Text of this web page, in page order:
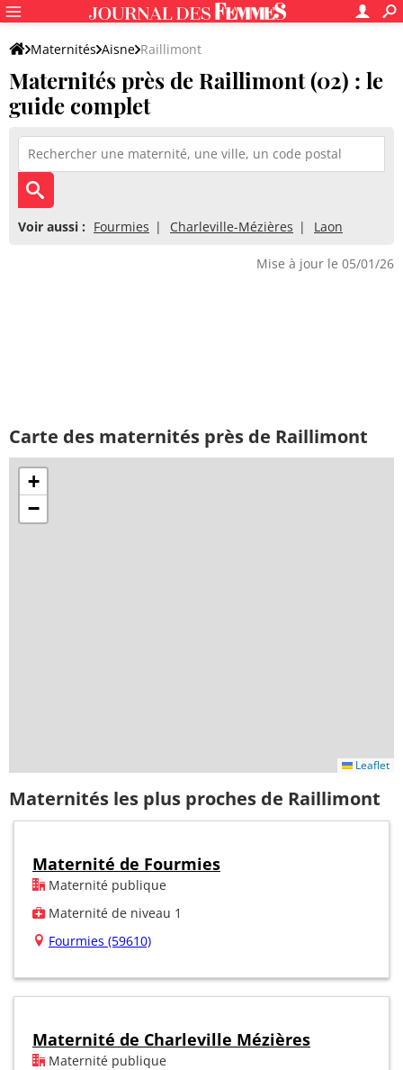
Maternités Aisne Raillimont
Maternités près de Raillimont (02) : le
guide complet
Voir aussi : Fourmies Charleville-Mézières Laon
Mise à jour le 05/01/26
Carte des maternités près de Raillimont
+
−
Leaflet
Maternités les plus proches de Raillimont
Maternité de Fourmies
Maternité publique
Maternité de niveau 1
Fourmies (59610)
Maternité de Charleville Mézières
Maternité publique